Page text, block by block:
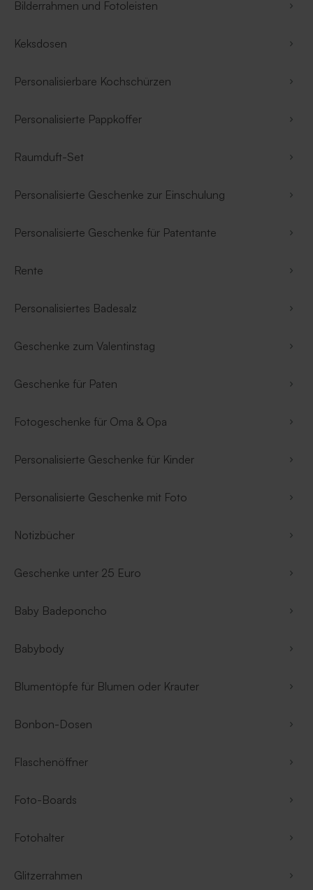
Bilderrahmen und Fotoleisten
Keksdosen
Personalisierbare Kochschürzen
Personalisierte Pappkoffer
Raumduft-Set
Personalisierte Geschenke zur Einschulung
Personalisierte Geschenke für Patentante
Rente
Personalisiertes Badesalz
Geschenke zum Valentinstag
Geschenke für Paten
Fotogeschenke für Oma & Opa
Personalisierte Geschenke für Kinder
Personalisierte Geschenke mit Foto
Notizbücher
Geschenke unter 25 Euro
Baby Badeponcho
Babybody
Blumentöpfe für Blumen oder Krauter
Bonbon-Dosen
Flaschenöffner
Foto-Boards
Fotohalter
Glitzerrahmen